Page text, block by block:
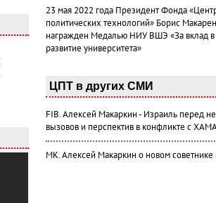
23 мая 2022 года Президент Фонда
политических технологий» Борис
награжден Медалью НИУ ВШЭ «За вклад в
развитие университета»
ЦПТ в других СМИ
FIB. Алексей Макаркин - Израиль перед
вызовов и перспектив в конфликте с
МК. Алексей Макаркин о новом советнике